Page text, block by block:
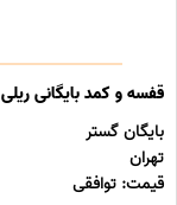
قفسه و کمد بایگانی
بایگان گستر
تهران
قیمت: توافقی